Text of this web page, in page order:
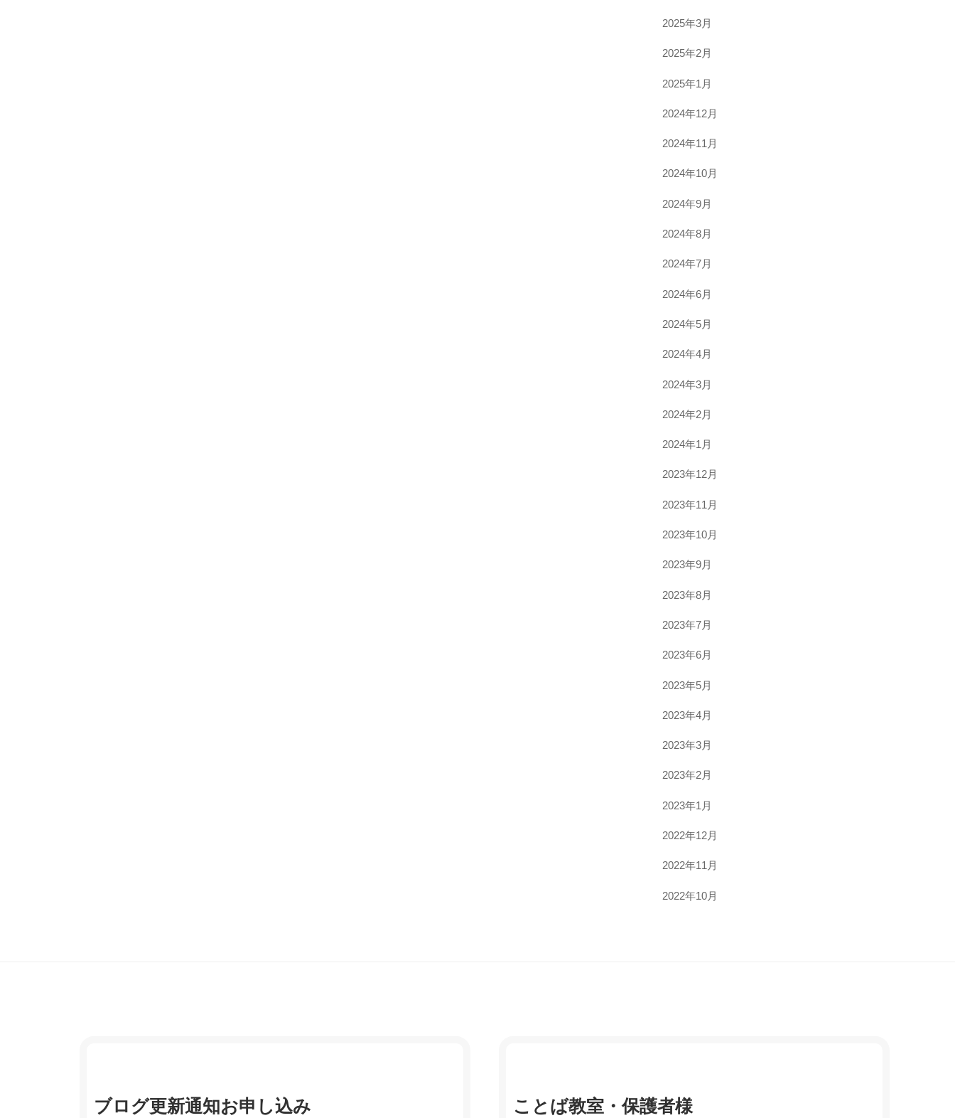
2025年3月
2025年2月
2025年1月
2024年12月
2024年11月
2024年10月
2024年9月
2024年8月
2024年7月
2024年6月
2024年5月
2024年4月
2024年3月
2024年2月
2024年1月
2023年12月
2023年11月
2023年10月
2023年9月
2023年8月
2023年7月
2023年6月
2023年5月
2023年4月
2023年3月
2023年2月
2023年1月
2022年12月
2022年11月
2022年10月
ブログ更新通知お申し込み ことば教室・保護者様